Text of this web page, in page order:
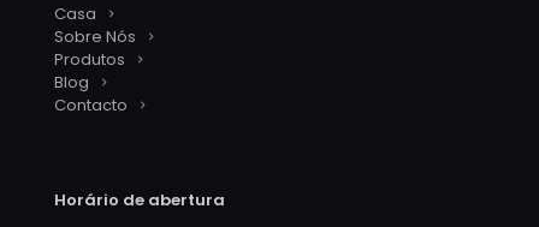
Casa
Sobre Nós
Produtos
Blog
Contacto
Horário de abertura